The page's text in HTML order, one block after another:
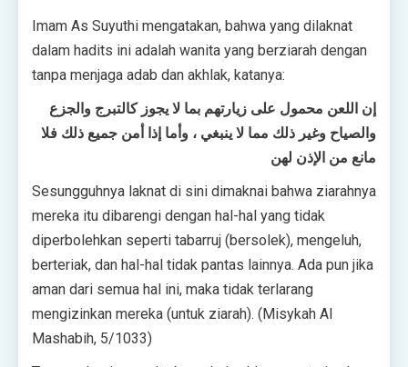
Imam As Suyuthi mengatakan, bahwa yang dilaknat
dalam hadits ini adalah wanita yang berziarah dengan
tanpa menjaga adab dan akhlak, katanya:
إن اللعن محمول على زيارتهم بما لا يجوز كالتبرج والجزع
والصياح وغير ذلك مما لا ينبغي ، وأما إذا أمن جميع ذلك فلا
مانع من الإذن لهن
Sesungguhnya laknat di sini dimaknai bahwa ziarahnya
mereka itu dibarengi dengan hal-hal yang tidak
diperbolehkan seperti tabarruj (bersolek), mengeluh,
berteriak, dan hal-hal tidak pantas lainnya. Ada pun jika
aman dari semua hal ini, maka tidak terlarang
mengizinkan mereka (untuk ziarah). (Misykah Al
Mashabih, 5/1033)